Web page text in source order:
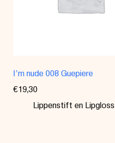
I’m nude 008 Guepiere
€19,30
Lippenstift en Lipgloss